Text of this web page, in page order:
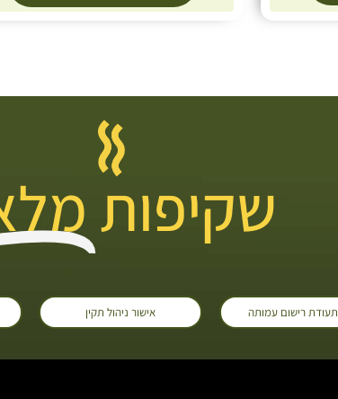
שקיפות
תעודת רישום עמותה אישור ניהול תקין